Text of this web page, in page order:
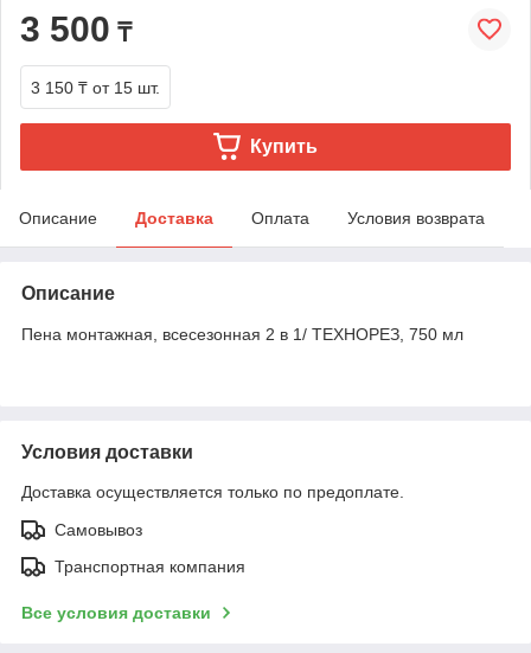
3 500 ₸
3 150 ₸ от 15 шт.
Купить
Описание Доставка Оплата Условия возврата
Описание
Пена монтажная, всесезонная 2 в 1/ ТЕХНОРЕЗ, 750 мл
Условия доставки
Доставка осуществляется только по предоплате.
Самовывоз
Транспортная компания
Все условия доставки